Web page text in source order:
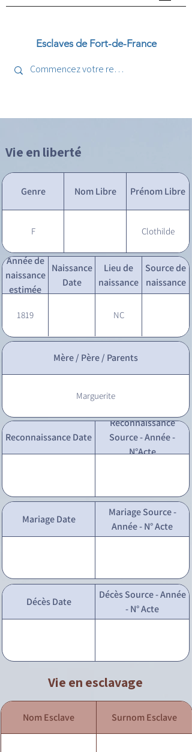
Esclaves de Fort-de-France
Vie en liberté
Genre Nom Libre Prénom Libre
F Clothilde
Année de
naissance
estimée
Naissance
Date
Lieu de
naissance
Source de
naissance
1819 NC
Mère / Père / Parents
Marguerite
Reconnaissance Date
Reconnaissance
Source - Année -
N°Acte
Mariage Date
Mariage Source -
Année - N° Acte
Décès Date
Décès Source - Année
- N° Acte
Vie en esclavage
Nom Esclave Surnom Esclave